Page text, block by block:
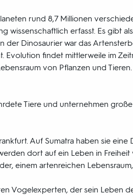
rund 8,7 Millionen
wissenschaftlich erfasst. Es gibt
der Dinosaurier war das
findet mittlerweile im
von Pflanzen und
Tiere und unternehmen
Auf Sumatra haben sie eine
dort auf ein Leben in
einem artenreichen
Vogelexperten, der sein Leben